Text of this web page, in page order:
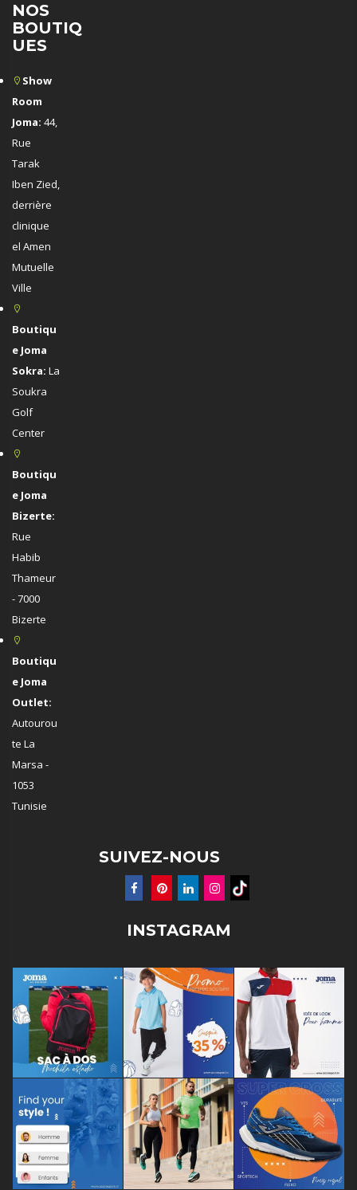
NOS
BOUTIQ
UES
Show
Room
Joma: 44,
Rue
Tarak
Iben Zied,
derrière
clinique
el Amen
Mutuelle
Ville
Boutiqu
e Joma
Sokra: La
Soukra
Golf
Center
Boutiqu
e Joma
Bizerte:
Rue
Habib
Thameur
- 7000
Bizerte
Boutiqu
e Joma
Outlet:
Autourou
te La
Marsa -
1053
Tunisie
SUIVEZ-NOUS
INSTAGRAM